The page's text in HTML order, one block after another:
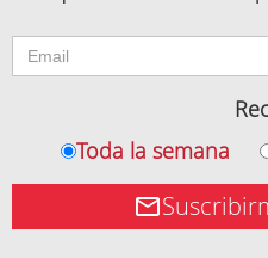
Toda la semana